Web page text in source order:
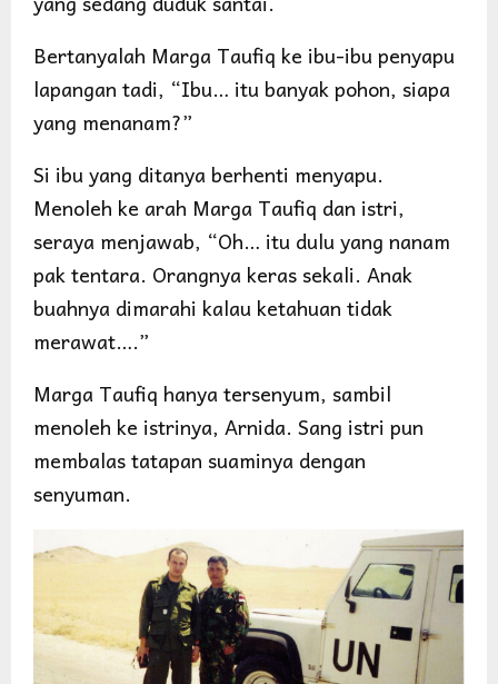
Bertanyalah Marga Taufiq ke ibu-ibu penyapu
lapangan tadi, “Ibu… itu banyak pohon, siapa
yang menanam?”
Si ibu yang ditanya berhenti menyapu.
Menoleh ke arah Marga Taufiq dan istri,
seraya menjawab, “Oh… itu dulu yang nanam
pak tentara. Orangnya keras sekali. Anak
buahnya dimarahi kalau ketahuan tidak
merawat….”
Marga Taufiq hanya tersenyum, sambil
menoleh ke istrinya, Arnida. Sang istri pun
membalas tatapan suaminya dengan
senyuman.